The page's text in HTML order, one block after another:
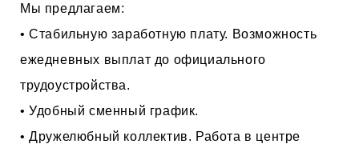
Мы предлагаем:
• Стабильную заработную плату. Возможность
ежедневных выплат до официального
трудоустройства.
• Удобный сменный график.
• Дружелюбный коллектив. Работа в центре